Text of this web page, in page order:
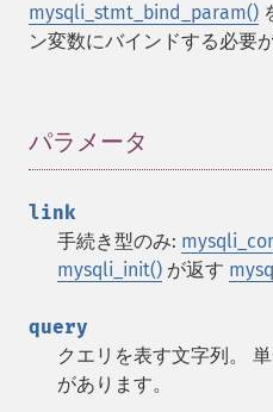
mysqli_stmt_bind_param()
ン変数にバインドする必要
パラメータ
link
手続き型のみ:
mysqli_init() が返す
query
クエリを表す文字列。
があります。